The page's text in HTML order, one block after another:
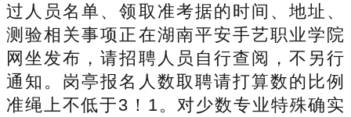
过人员名单、领取准考据的时间、地址、
测验相关事项正在湖南平安手艺职业学院
网坐发布，请招聘人员自行查阅，不另行
通知。岗亭报名人数取聘请打算数的比例
准绳上不低于3！1。对少数专业特殊确实